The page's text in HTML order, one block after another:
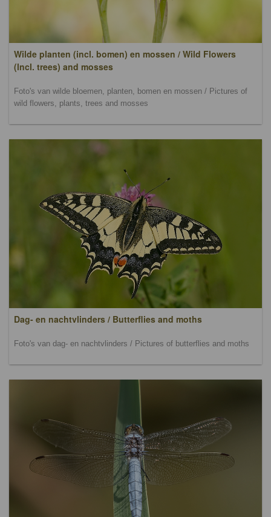
Wilde planten (incl. bomen) en mossen / Wild Flowers
(lncl. trees) and mosses
Foto's van wilde bloemen, planten, bomen en mossen / Pictures of
wild flowers, plants, trees and mosses
Dag- en nachtvlinders / Butterflies and moths
Foto's van dag- en nachtvlinders / Pictures of butterflies and moths